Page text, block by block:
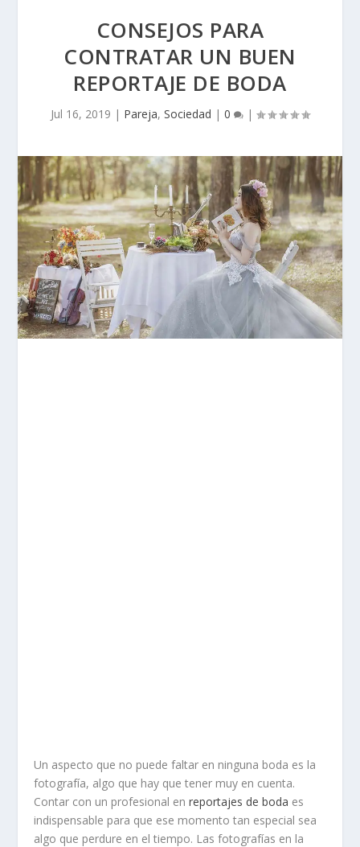
CONSEJOS PARA
CONTRATAR UN BUEN
REPORTAJE DE BODA
Jul 16, 2019 | Pareja, Sociedad | 0 |
Un aspecto que no puede faltar en ninguna boda es la
fotografía, algo que hay que tener muy en cuenta.
Contar con un profesional enreportajes de boda es
indispensable para que ese momento tan especial sea
algo que perdure en el tiempo. Las fotografías en la